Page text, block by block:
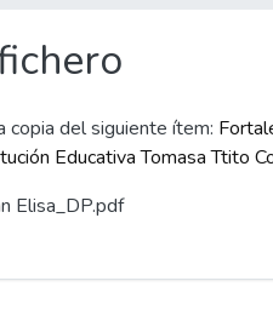
copia del siguiente ítem:
Educativa Tomasa Ttito
Elisa_DP.pdf